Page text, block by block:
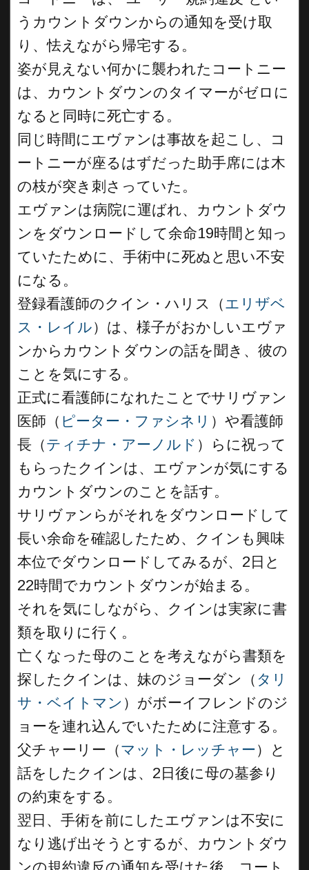
うカウントダウンからの通知を受け取
り、怯えながら帰宅する。
姿が見えない何かに襲われたコートニー
は、カウントダウンのタイマーがゼロに
なると同時に死亡する。
同じ時間にエヴァンは事故を起こし、コ
ートニーが座るはずだった助手席には木
の枝が突き刺さっていた。
エヴァンは病院に運ばれ、カウントダウ
ンをダウンロードして余命19時間と知っ
ていたために、手術中に死ぬと思い不安
になる。
登録看護師のクイン・ハリス（エリザベ
ス・レイル）は、様子がおかしいエヴァ
ンからカウントダウンの話を聞き、彼の
ことを気にする。
正式に看護師になれたことでサリヴァン
医師（ ピーター・ファシネリ ）や看護師
長（ティチナ・アーノルド ）らに祝って
もらったクインは、エヴァンが気にする
カウントダウンのことを話す。
サリヴァンらがそれをダウンロードして
長い余命を確認したため、クインも興味
本位でダウンロードしてみるが、2日と
22時間でカウントダウンが始まる。
それを気にしながら、クインは実家に書
類を取りに行く。
亡くなった母のことを考えながら書類を
探したクインは、妹のジョーダン（ タリ
サ・ベイトマン ）がボーイフレンドのジ
ョーを連れ込んでいたために注意する。
父チャーリー（マット・レッチャー）と
話をしたクインは、2日後に母の墓参り
の約束をする。
翌日、手術を前にしたエヴァンは不安に
なり逃げ出そうとするが、カウントダウ